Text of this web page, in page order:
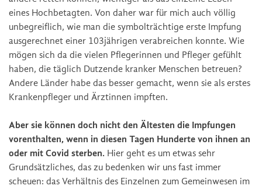
eines Hochbetagten. Von daher war für mich auch völlig
unbegreiflich, wie man die symbolträchtige erste Impfung
ausgerechnet einer 103jährigen verabreichen konnte. Wie
mögen sich da die vielen Pflegerinnen und Pfleger gefühlt
haben, die täglich Dutzende kranker Menschen betreuen?
Andere Länder habe das besser gemacht, wenn sie als erstes
Krankenpfleger und Ärztinnen impften.
Aber sie können doch nicht den Ältesten die Impfungen
vorenthalten, wenn in diesen Tagen Hunderte von ihnen an
oder mit Covid sterben. Hier geht es um etwas sehr
Grundsätzliches, das zu bedenken wir uns fast immer
scheuen: das Verhältnis des Einzelnen zum Gemeinwesen im